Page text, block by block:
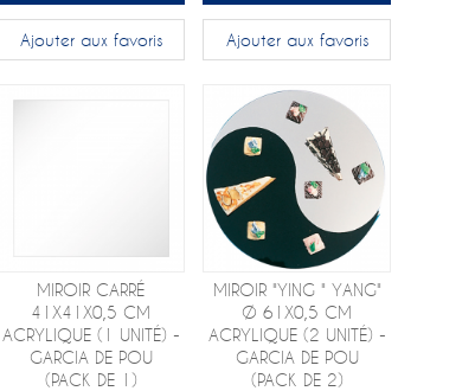
Ajouter aux favoris Ajouter aux favoris
MIROIR CARRÉ
41X41X0,5 CM
ACRYLIQUE (1 UNITÉ) -
GARCIA DE POU
(PACK DE 1)
MIROIR "YING " YANG"
Ø 61X0,5 CM
ACRYLIQUE (2 UNITÉ) -
GARCIA DE POU
(PACK DE 2)